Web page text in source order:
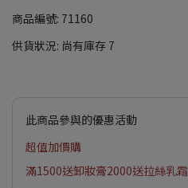
商品編號: 71160
供貨狀況: 尚有庫存 7
此商品參與的優惠活動
超值加價購
滿1500送卸妝膏2000送拉絲乳霜